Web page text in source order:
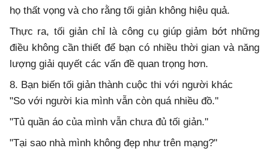
họ thất vọng và cho rằng tối giản không hiệu quả.
Thực ra, tối giản chỉ là công cụ giúp giảm bớt những
điều không cần thiết để bạn có nhiều thời gian và năng
lượng giải quyết các vấn đề quan trọng hơn.
8. Bạn biến tối giản thành cuộc thi với người khác
"So với người kia mình vẫn còn quá nhiều đồ."
"Tủ quần áo của mình vẫn chưa đủ tối giản."
"Tại sao nhà mình không đẹp như trên mạng?"